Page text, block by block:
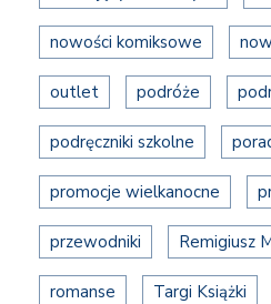
nowości komiksowe
outlet podróże
podręczniki szkolne
promocje wielkanocne
przewodniki Remigiusz
romanse Targi Książki